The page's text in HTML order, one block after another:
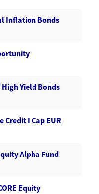
Inflation Bonds
Yield Bonds
Credit I Cap EUR
Alpha Fund
Equity